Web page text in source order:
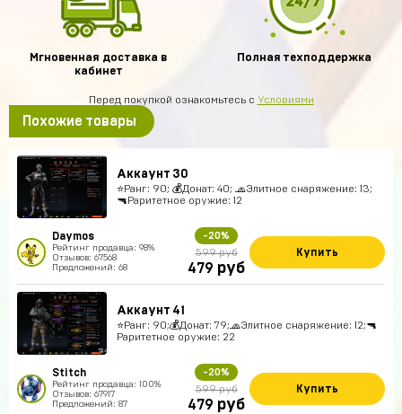
Мгновенная доставка в
кабинет
Полная техподдержка
Перед покупкой ознакомьтесь с Условиями
Похожие товары
Аккаунт 30
⭐️Ранг: 90; 💰Донат: 40; 🧢Элитное снаряжение: 13;
🔫Раритетное оружие: 12
Daymos
Рейтинг продавца: 98%
Отзывов: 67568
Предложений: 68
-20%
599 руб
479 руб
Купить
Аккаунт 41
⭐️Ранг: 90;💰Донат: 79;🧢Элитное снаряжение: 12;🔫
Раритетное оружие: 22
Stitch
Рейтинг продавца: 100%
Отзывов: 67917
Предложений: 87
-20%
599 руб
479 руб
Купить